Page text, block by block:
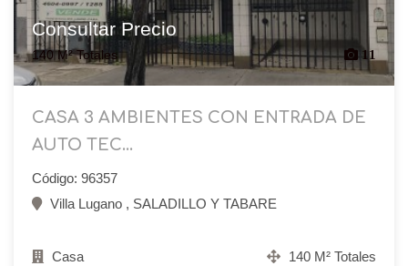
Consultar Precio
140 M² Totales 11
CASA 3 AMBIENTES CON ENTRADA DE
AUTO TEC...
Código: 96357
Villa Lugano , SALADILLO Y TABARE
Casa 140 M² Totales